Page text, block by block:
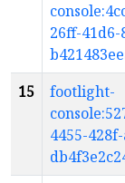
26ff-41d6-
15
footlight-
4455-